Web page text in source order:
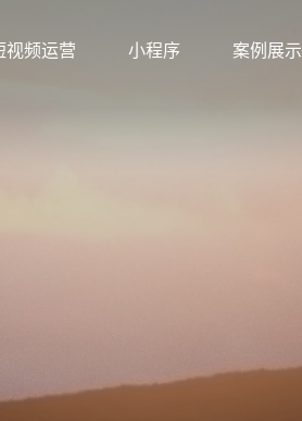
视频运营 小程序 案例展示